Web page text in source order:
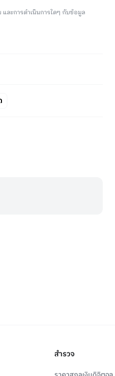
ละการดำเนินการใดๆ กับข้อมูล
สำรวจ